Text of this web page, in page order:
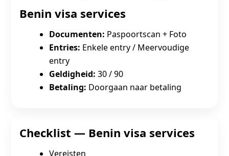
Benin visa services
Documenten: Paspoortscan + Foto
Entries: Enkele entry / Meervoudige
entry
Geldigheid: 30 / 90
Betaling: Doorgaan naar betaling
Checklist — Benin visa services
Vereisten